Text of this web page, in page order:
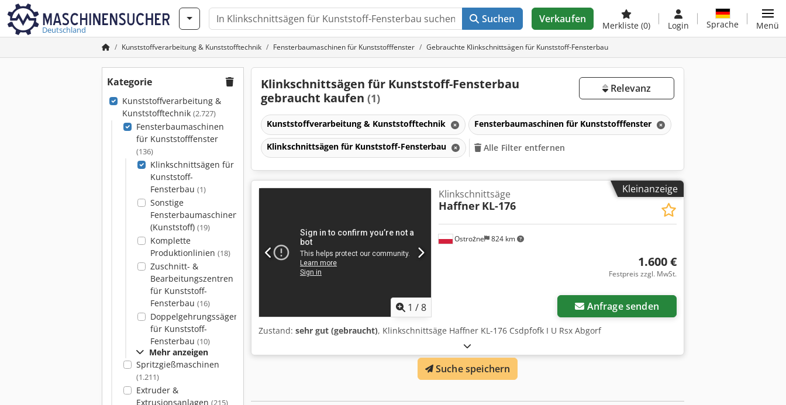
Deutschland
Suchen Verkaufen
Merkliste (0) Login Sprache Menü
Kunststoffverarbeitung & Kunststofftechnik Fensterbaumaschinen für Kunststofffenster Gebrauchte Klinkschnittsägen für Kunststoff-Fensterbau
Kategorie
Kunststoffverarbeitung &
Kunststofftechnik (2.727)
Fensterbaumaschinen
für Kunststofffenster
(136)
Klinkschnittsägen für
Kunststoff-
Fensterbau (1)
Sonstige
Fensterbaumaschinen
(Kunststoff) (19)
Komplette
Produktionlinien (18)
Zuschnitt- &
Bearbeitungszentren
für Kunststoff-
Fensterbau (16)
Doppelgehrungssägen
für Kunststoff-
Fensterbau (10)
Mehr anzeigen
Spritzgießmaschinen
(1.211)
Extruder &
Extrusionsanlagen (215)
Klinkschnittsägen für Kunststoff-Fensterbau
gebraucht kaufen (1)
Relevanz
Kunststoffverarbeitung & Kunststofftechnik Fensterbaumaschinen für Kunststofffenster
Klinkschnittsägen für Kunststoff-Fensterbau Alle Filter entfernen
Kleinanzeige
1 /8
Ostrożne 824 km
Klinkschnittsäge
Haffner KL-176
1.600 €
Festpreis zzgl. MwSt.
Anfrage senden
Zustand: sehr gut (gebraucht), Klinkschnittsäge Haffner KL-176 Csdpfofk I U Rsx Abgorf
Suche speichern